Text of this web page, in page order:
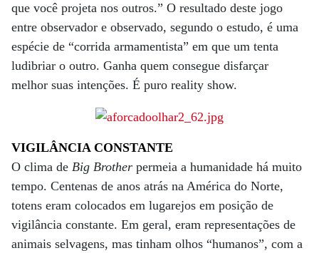
que você projeta nos outros.” O resultado deste jogo
entre observador e observado, segundo o estudo, é uma
espécie de “corrida armamentista” em que um tenta
ludibriar o outro. Ganha quem consegue disfarçar
melhor suas intenções. É puro reality show.
VIGILÂNCIA CONSTANTE
O clima de Big Brother permeia a humanidade há muito
tempo. Centenas de anos atrás na América do Norte,
totens eram colocados em lugarejos em posição de
vigilância constante. Em geral, eram representações de
animais selvagens, mas tinham olhos “humanos”, com a